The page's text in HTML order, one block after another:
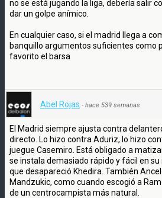
no se está jugando la liga, debería salir
dar un golpe anímico.
En cualquier caso, si el madrid llega a
banquillo argumentos suficientes como
favorito el barsa
Abel Rojas · hace 539 semanas
El Madrid siempre ajusta contra
directo. Lo hizo contra Aduriz, lo hizo
juegue Casemiro. Está obligado a
se instala demasiado rápido y fácil en su
que desapareció Khedira. También
Mandzukic, como cuando escogió a
de un centrocampista más natural.